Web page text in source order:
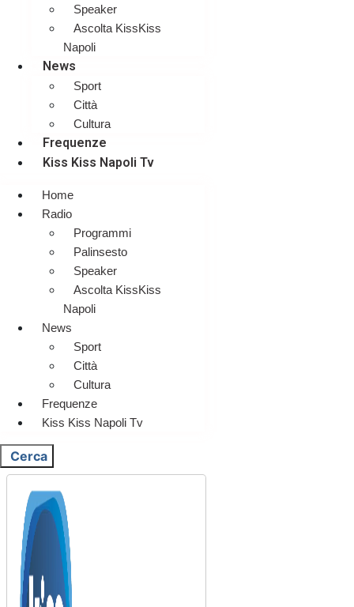
Speaker
Ascolta KissKiss
Napoli
News
Sport
Città
Cultura
Frequenze
Kiss Kiss Napoli Tv
Home
Radio
Programmi
Palinsesto
Speaker
Ascolta KissKiss
Napoli
News
Sport
Città
Cultura
Frequenze
Kiss Kiss Napoli Tv
Cerca